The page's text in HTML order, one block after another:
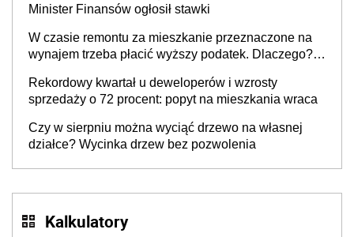
Minister Finansów ogłosił stawki
W czasie remontu za mieszkanie przeznaczone na
wynajem trzeba płacić wyższy podatek. Dlaczego?
Rekordowy kwartał u deweloperów i wzrosty
sprzedaży o 72 procent: popyt na mieszkania wraca
Czy w sierpniu można wyciąć drzewo na własnej
działce? Wycinka drzew bez pozwolenia
Kalkulatory